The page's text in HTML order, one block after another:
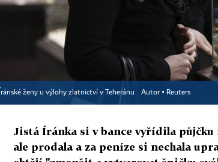
Íránské ženy u výlohy zlatnictví v Teheránu Autor ▪ Reuters
Jistá Íránka si v bance vyřídila půjčku
ale prodala a za peníze si nechala